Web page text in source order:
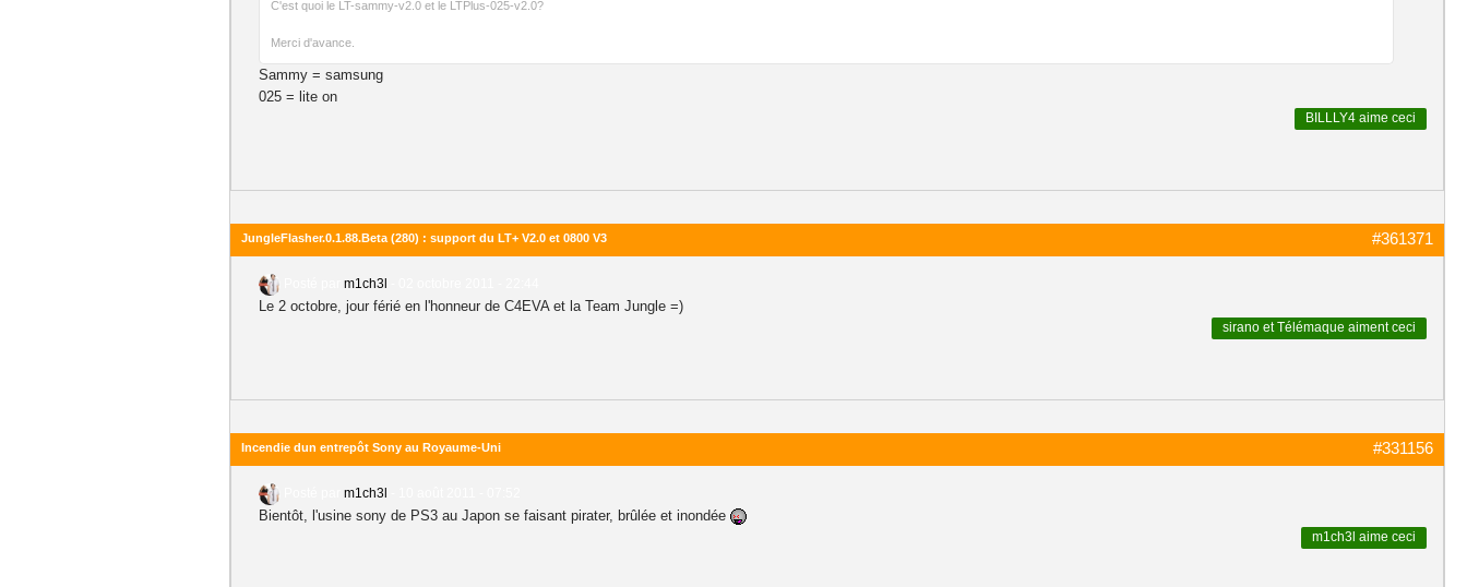
C'est quoi le LT-sammy-v2.0 et le LTPlus-025-v2.0?
Merci d'avance.
Sammy = samsung
025 = lite on
BILLLY4 aime ceci
#361371
JungleFlasher.0.1.88.Beta (280) : support du LT+ V2.0 et 0800 V3
m1ch3l
Le 2 octobre, jour férié en l'honneur de C4EVA et la Team Jungle =)
sirano etTélémaque aiment ceci
#331156
Incendie dun entrepôt Sony au Royaume-Uni
m1ch3l
Bientôt, l'usine sony de PS3 au Japon se faisant pirater, brûlée et inondée
m1ch3l aime ceci